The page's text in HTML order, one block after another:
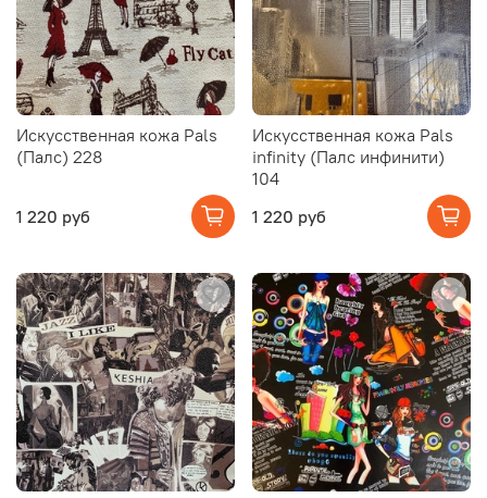
Искусственная кожа Pals
(Палс) 228
1 220 руб
Искусственная кожа Pals
infinity (Палс инфинити)
104
1 220 руб